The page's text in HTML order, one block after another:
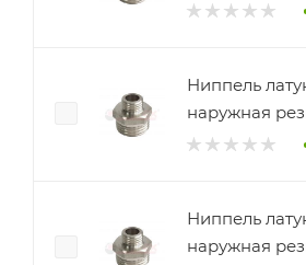
Ниппель
наружная
Ниппель
наружная